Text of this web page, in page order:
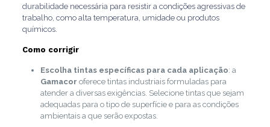
durabilidade necessária para resistir a condições agressivas de
trabalho, como alta temperatura, umidade ou produtos
químicos.
Como corrigir
Escolha tintas específicas para cada aplicação: a
Gamacor oferece tintas industriais formuladas para
atender a diversas exigências. Selecione tintas que sejam
adequadas para o tipo de superfície e para as condições
ambientais a que serão expostas.